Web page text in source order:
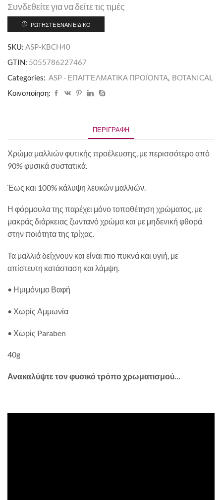
Συνδεθείτε για να δείτε τις τιμές
ΡΩΤΉΣΤΕ ΈΝΑΝ ΕΙΔΙΚΌ
SKU: ASP-KBCH40
GTIN: 5055786227467
Categories: ASP - ΕΠΑΓΓΕΛΜΑΤΙΚΑ ΠΡΟΪΟΝΤΑ, BOTANICAL
Κοινοποίηση:
ΠΕΡΙΓΡΑΦΉ
Χρώμα μαλλιών φυτικής προέλευσης, με περισσότερο από
90% φυσικά συστατικά.
Έως και 100% κάλυψη λευκών μαλλιών.
Η φόρμουλα της παρέχει μόνο τοποθέτηση χρώματος, με
μακράς διάρκειας ζωντανό χρώμα και με μηδενική φθορά
στην ποιότητα της τρίχας.
Τα μαλλιά δείχνουν και είναι πιο πυκνά και υγιή, με
απίστευτη κατάσταση και λάμψη.
• Ημιμόνιμο Βαφή
• Χωρίς Αμμωνία
• Χωρίς Paraben
40g
Ανακαλύψτε τον φυσικό τρόπο χρωματισμού…